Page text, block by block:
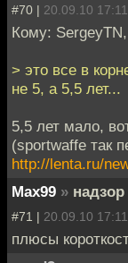
#70 | 20.09.10 17:11
Кому: SergeyTN,
> это все в
не 5, а 5,5 лет...
5,5 лет мало,
(sportwaffe так
http://lenta.ru/
Max99 » надзор
#71 | 20.09.10 17:11
плюсы